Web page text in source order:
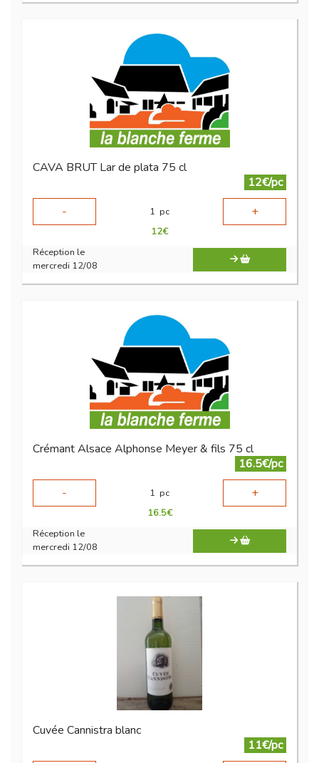
CAVA BRUT Lar de plata 75 cl
12€/pc
-
1 pc +
12€
Réception le
mercredi 12/08
Crémant Alsace Alphonse Meyer & fils 75 cl
16.5€/pc
-
1 pc +
16.5€
Réception le
mercredi 12/08
Cuvée Cannistra blanc
11€/pc